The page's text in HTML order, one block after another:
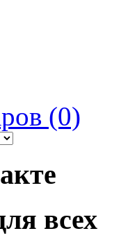
(0)
всех